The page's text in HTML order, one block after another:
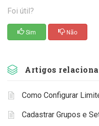
Foi útil?
Sim Não
Artigos
Como Configurar
Cadastrar Grupos e